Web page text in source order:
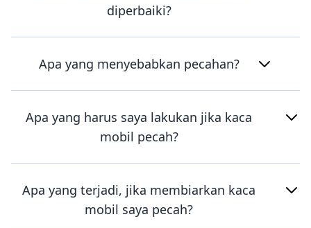
diperbaiki?
Apa yang menyebabkan pecahan?
Apa yang harus saya lakukan jika kaca
mobil pecah?
Apa yang terjadi, jika membiarkan kaca
mobil saya pecah?